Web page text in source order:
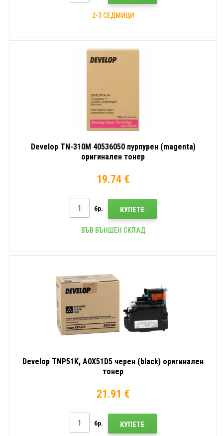
2-3 СЕДМИЦИ
Develop TN-310M 40536050 пурпурен (magenta)
оригинален тонер
19.74 €
бр. КУПЕТЕ
ВЪВ ВЪНШЕН СКЛАД
Develop TNP51K, A0X51D5 черен (black) оригинален
тонер
21.91 €
бр. КУПЕТЕ